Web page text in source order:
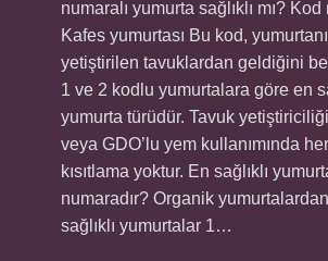
numaralı yumurta sağlıklı mı? Kod
Kafes yumurtası Bu kod,
yetiştirilen tavuklardan geldiğini
1 ve 2 kodlu yumurtalara göre en
yumurta türüdür. Tavuk
veya GDO’lu yem kullanımında
kısıtlama yoktur. En sağlıklı
numaradır? Organik
sağlıklı yumurtalar 1…